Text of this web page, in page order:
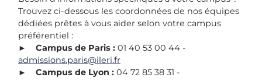
Trouvez ci-dessous les coordonnées de nos équipes
dédiées prêtes à vous aider selon votre campus
préférentiel :
► Campus de Paris : 01 40 53 00 44 -
admissions.paris@ileri.fr
► Campus de Lyon : 04 72 85 38 31 -